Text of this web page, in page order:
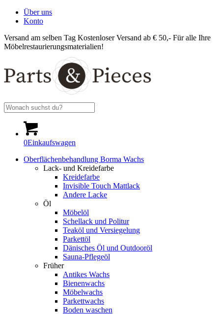
Über uns
Konto
Versand am selben Tag Kostenloser Versand ab € 50,- Für alle Ihre
Möbelrestaurierungsmaterialien!
0Einkaufswagen
Oberflächenbehandlung Borma Wachs
Lack- und Kreidefarbe
Kreidefarbe
Invisible Touch Mattlack
Andere Lacke
Öl
Möbelöl
Schellack und Politur
Teaköl und Versiegelung
Parkettöl
Dänisches Öl und Outdooröl
Sauna-Pflegeöl
Früher
Antikes Wachs
Bienenwachs
Möbelwachs
Parkettwachs
Boden waschen